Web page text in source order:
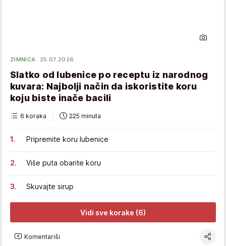
ZIMNICA 25.07.2026.
Slatko od lubenice po receptu iz narodnog
kuvara: Najbolji način da iskoristite koru
koju biste inače bacili
6 koraka 225 minuta
Pripremite koru lubenice
Više puta obarite koru
Skuvajte sirup
Vidi sve korake (6)
Komentariši